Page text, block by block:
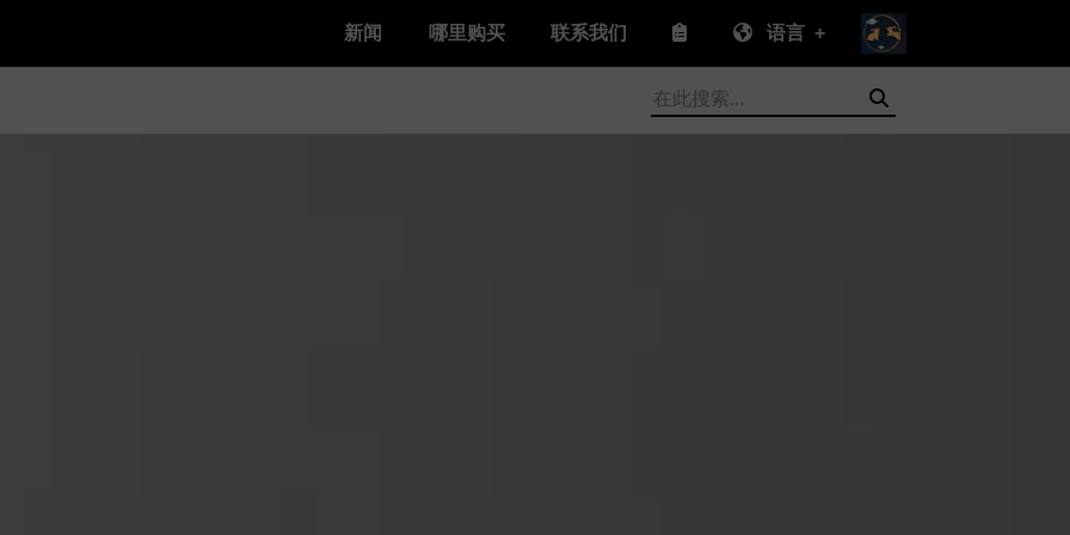
新闻 哪里购买 联系我们 语言